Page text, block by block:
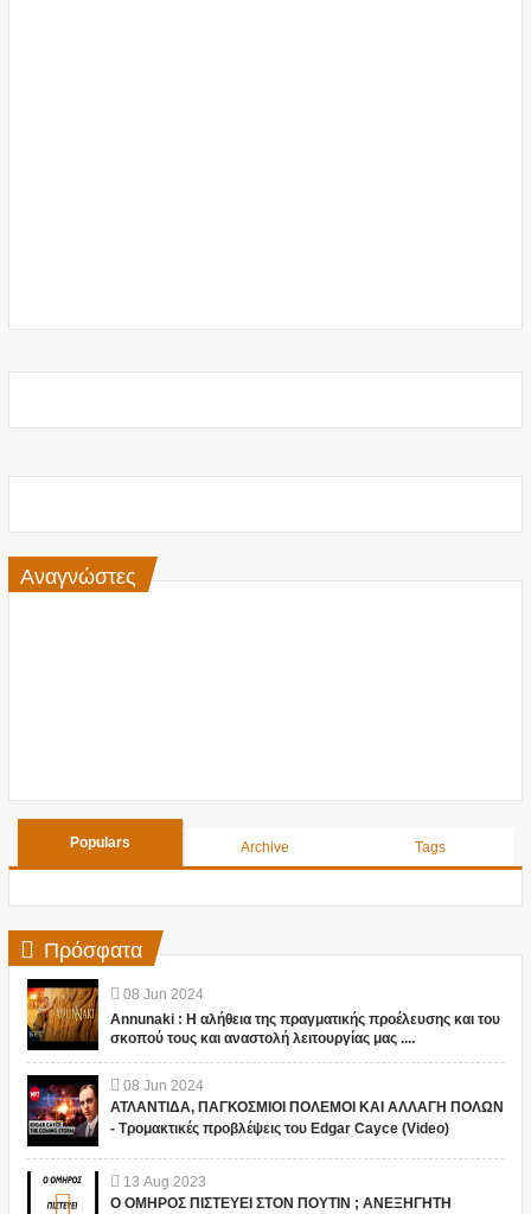
Αναγνώστες
Populars Archive Tags
Πρόσφατα
08 Jun 2024
Annunaki : Η αλήθεια της πραγματικής προέλευσης και του
σκοπού τους και αναστολή λειτουργίας μας ....
08 Jun 2024
ΑΤΛΑΝΤΙΔΑ, ΠΑΓΚΟΣΜΙΟΙ ΠΟΛΕΜΟΙ ΚΑΙ ΑΛΛΑΓΗ ΠΟΛΩΝ
- Τρομακτικές προβλέψεις του Edgar Cayce (Video)
13 Aug 2023
Ο ΟΜΗΡΟΣ ΠΙΣΤΕΥΕΙ ΣΤΟΝ ΠΟΥΤΙΝ ; ΑΝΕΞΗΓΗΤΗ